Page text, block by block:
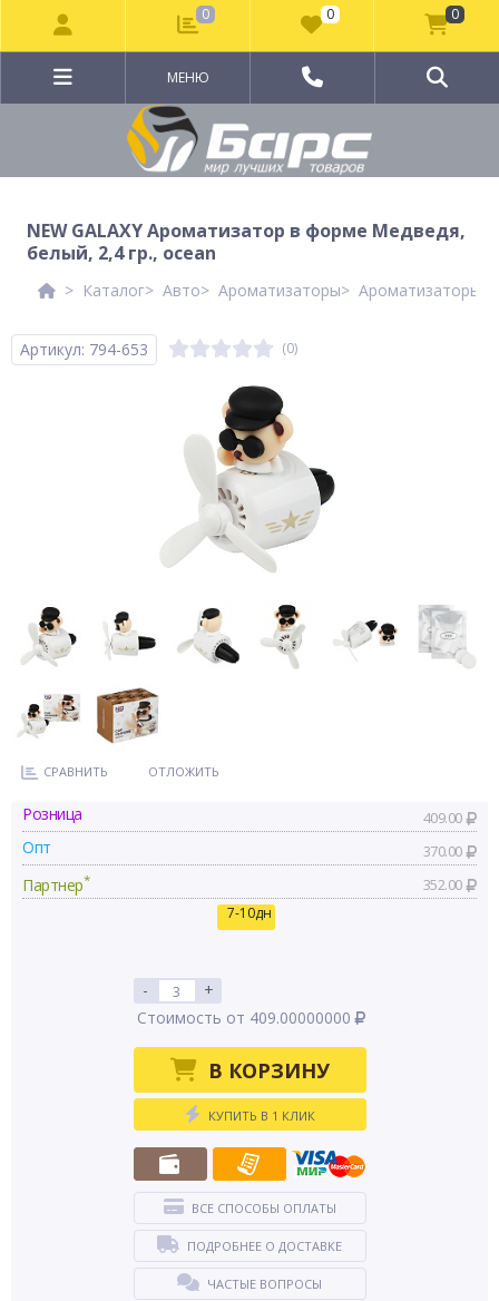
МЕНЮ
NEW GALAXY Ароматизатор в форме Медведя,
белый, 2,4 гр., ocean
Каталог Авто Ароматизаторы Ароматизаторы
Артикул: 794-653 (0)
СРАВНИТЬ ОТЛОЖИТЬ
Розница 409.00
Опт 370.00
Партнер* 352.00
7-10дн
-
+
Стоимость от 409.00000000
В КОРЗИНУ
КУПИТЬ В 1 КЛИК
ВСЕ СПОСОБЫ ОПЛАТЫ
ПОДРОБНЕЕ О ДОСТАВКЕ
ЧАСТЫЕ ВОПРОСЫ
0 0 0